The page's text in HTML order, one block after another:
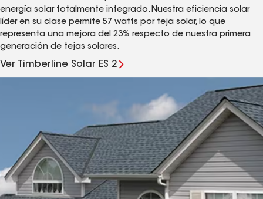
energía solar totalmente integrado. Nuestra eficiencia solar
líder en su clase permite 57 watts por teja solar, lo que
representa una mejora del 23% respecto de nuestra primera
generación de tejas solares.
Ver Timberline Solar ES 2